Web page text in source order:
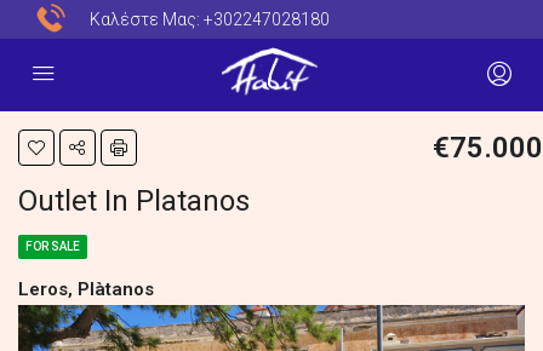
Καλέστε Μας: +302247028180
€75.000
Outlet In Platanos
FOR SALE
Leros, Plàtanos